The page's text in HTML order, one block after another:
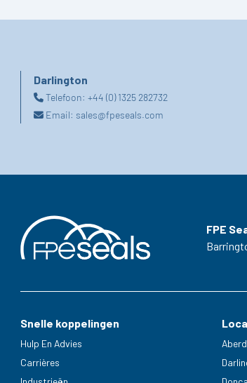
Darlington
Telefoon:+44 (0) 1325 282732
Email: sales@fpeseals.com
FPE
Snelle koppelingen
Hulp En Advies
Carrières